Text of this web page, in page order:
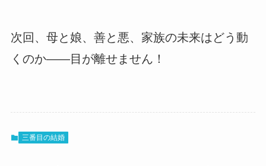
次回、母と娘、善と悪、家族の未来はどう動
くのか――目が離せません！
三番目の結婚